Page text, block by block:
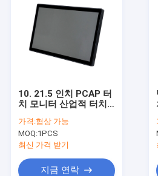
제품 소개
공장 투어
뉴스
모든 케이스
10. 21.5 인치 PCAP 터
치 모니터 산업적 터치
가격:협상 가능
MOQ:1PCS
최신 가격 받기
지금 연락